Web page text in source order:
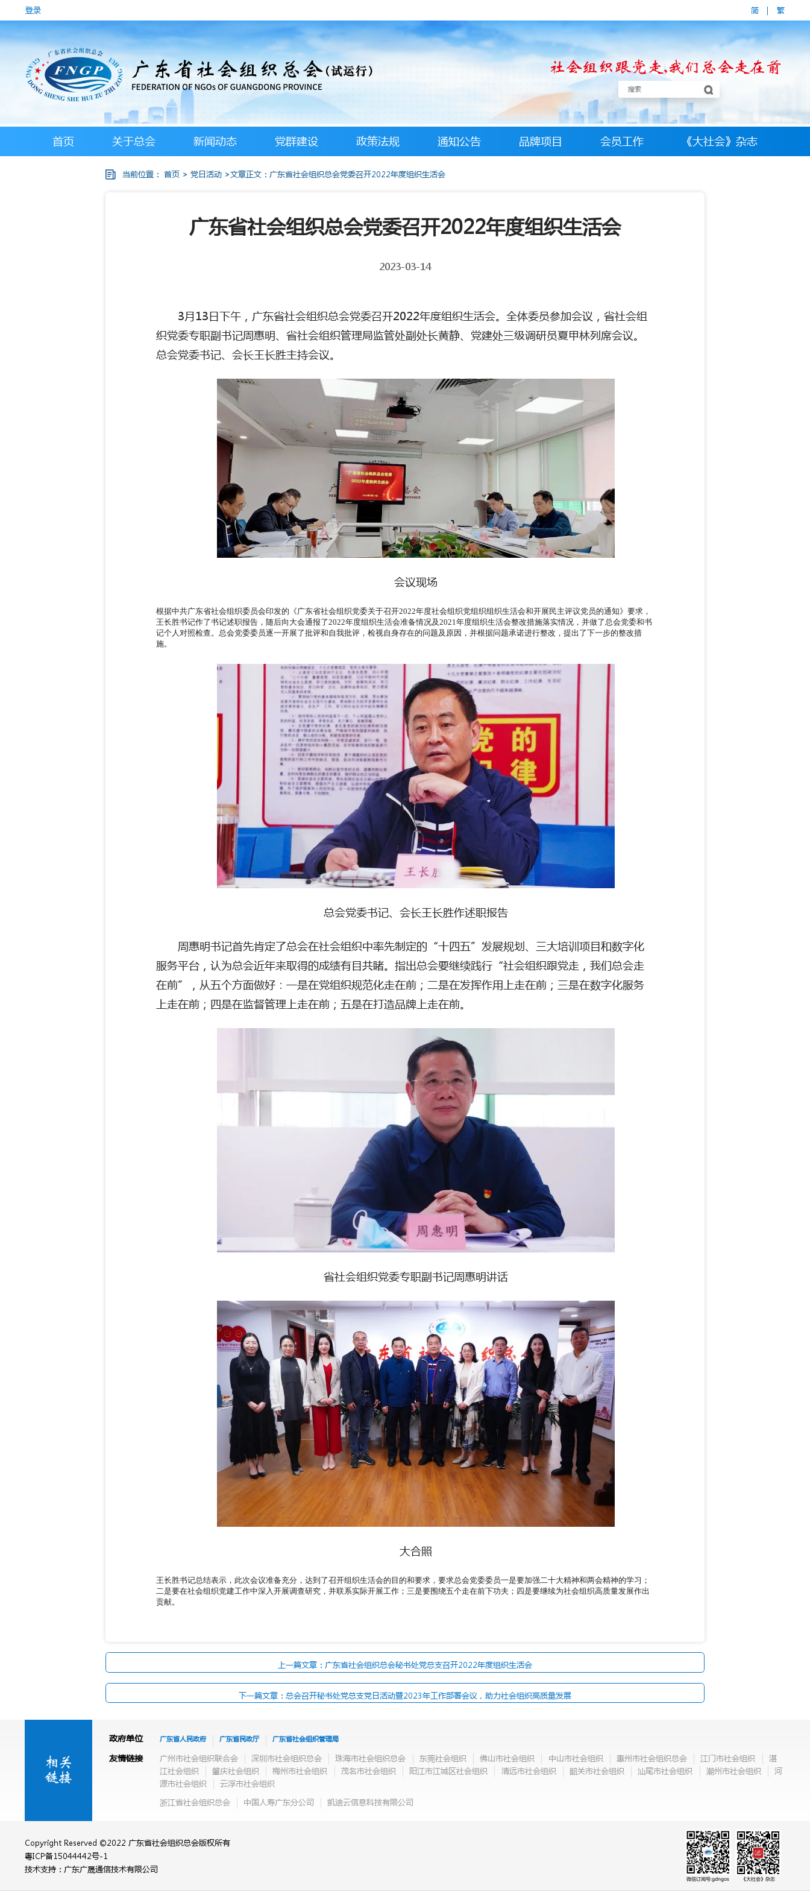
登录 简 | 繁
首页 关于总会 新闻动态 党群建设 政策法规 通知公告 品牌项目 会员工作 《大社会》杂志
当前位置：首页 >党日活动 >文章正文：广东省社会组织总会党委召开2022年度组织生活会
广东省社会组织总会党委召开2022年度组织生活会
2023-03-14
3月13日下午，广东省社会组织总会党委召开2022年度组织生活会。全体委员参加会议，省社会组
织党委专职副书记周惠明、省社会组织管理局监管处副处长黄静、党建处三级调研员夏甲林列席会议。
总会党委书记、会长王长胜主持会议。
会议现场
根据中共广东省社会组织委员会印发的《广东省社会组织党委关于召开2022年度社会组织党组织组织生活会和开展民主评议党员的通知》要求，
王长胜书记作了书记述职报告，随后向大会通报了2022年度组织生活会准备情况及2021年度组织生活会整改措施落实情况，并做了总会党委和书
记个人对照检查。总会党委委员逐一开展了批评和自我批评，检视自身存在的问题及原因，并根据问题承诺进行整改，提出了下一步的整改措
施。
总会党委书记、会长王长胜作述职报告
周惠明书记首先肯定了总会在社会组织中率先制定的“十四五”发展规划、三大培训项目和数字化
服务平台，认为总会近年来取得的成绩有目共睹。指出总会要继续践行“社会组织跟党走，我们总会走
在前”，从五个方面做好：一是在党组织规范化走在前；二是在发挥作用上走在前；三是在数字化服务
上走在前；四是在监督管理上走在前；五是在打造品牌上走在前。
省社会组织党委专职副书记周惠明讲话
大合照
王长胜书记总结表示，此次会议准备充分，达到了召开组织生活会的目的和要求，要求总会党委委员一是要加强二十大精神和两会精神的学习；
二是要在社会组织党建工作中深入开展调查研究，并联系实际开展工作；三是要围绕五个走在前下功夫；四是要继续为社会组织高质量发展作出
贡献。
上一篇文章：广东省社会组织总会秘书处党总支召开2022年度组织生活会
下一篇文章：总会召开秘书处党总支党日活动暨2023年工作部署会议，助力社会组织高质量发展
政府单位 广东省人民政府 广东省民政厅 广东省社会组织管理局
友情链接 广州市社会组织联合会 深圳市社会组织总会 珠海市社会组织总会 东莞社会组织 佛山市社会组织 中山市社会组织 惠州市社会组织总会 江门市社会组织
湛
江社会组织
肇庆社会组织 梅州市社会组织 茂名市社会组织 阳江市江城区社会组织 清远市社会组织 韶关市社会组织 汕尾市社会组织 潮州市社会组织
河
源市社会组织
云浮市社会组织
浙江省社会组织总会
中国人寿广东分公司 凯迪云信息科技有限公司
Copyright Reserved ©2022 广东省社会组织总会版权所有
粤ICP备15044442号-1
技术支持：广东广晟通信技术有限公司
微信订阅号:gdngos 《大社会》杂志